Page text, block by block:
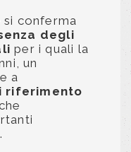
si conferma
degli
per i quali la
un
a
riferimento